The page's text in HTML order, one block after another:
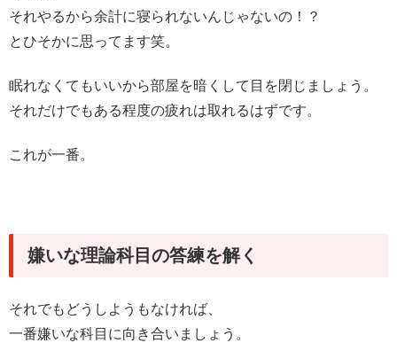
それやるから余計に寝られないんじゃないの！？
とひそかに思ってます笑。
眠れなくてもいいから部屋を暗くして目を閉じましょう。
それだけでもある程度の疲れは取れるはずです。
これが一番。
嫌いな理論科目の答練を解く
それでもどうしようもなければ、
一番嫌いな科目に向き合いましょう。